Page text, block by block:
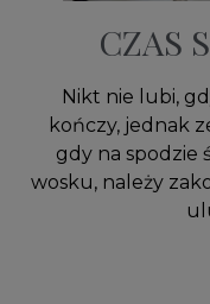
CZAS
Nikt nie lubi,
kończy, jednak
gdy na spodzie
wosku, należy